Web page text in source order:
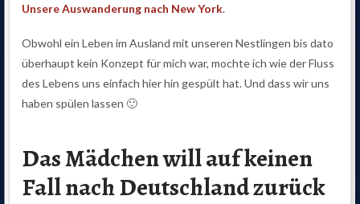
Unsere Auswanderung nach New York.
Obwohl ein Leben im Ausland mit unseren Nestlingen bis dato
überhaupt kein Konzept für mich war, mochte ich wie der Fluss
des Lebens uns einfach hier hin gespült hat. Und dass wir uns
haben spülen lassen 🙂
Das Mädchen will auf keinen
Fall nach Deutschland zurück